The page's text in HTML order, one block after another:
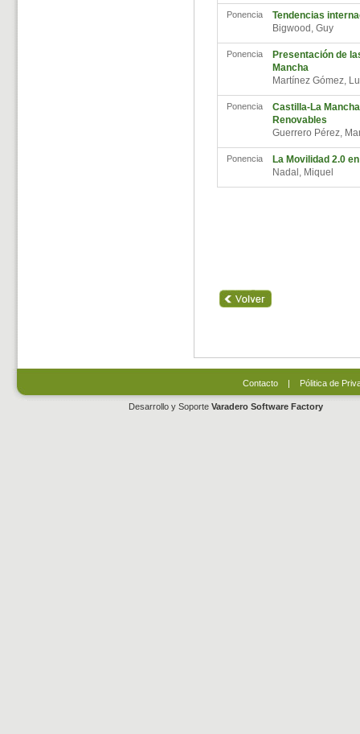
Ponencia
Tendencias
Bigwood, Guy
Ponencia
Presentación de
Mancha
Martínez Gómez,
Ponencia
Castilla-La
Renovables
Guerrero Pérez,
Ponencia
La Movilidad 2.0
Nadal, Miquel
Contacto| Pólitica de
Desarrollo y Soporte Varadero Software Factory